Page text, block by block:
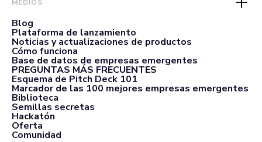
MEDIOS
Blog
Plataforma de lanzamiento
Noticias y actualizaciones de productos
Cómo funciona
Base de datos de empresas emergentes
PREGUNTAS MÁS FRECUENTES
Esquema de Pitch Deck 101
Marcador de las 100 mejores empresas emergentes
Biblioteca
Semillas secretas
Hackatón
Oferta
Comunidad